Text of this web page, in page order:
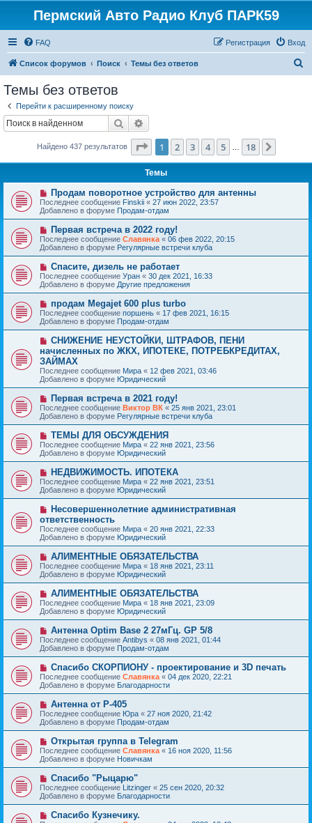
Пермский Авто Радио Клуб ПАРК59
FAQ Вход
Регистрация
Список форумов Поиск Темы без ответов
Темы без ответов
Перейти к расширенному поиску
Поиск
Найдено 437 результатов Страница из 18
1 2 3 4 5 18
Темы
Н
о
в
о
е
с
о
о
б
щ
е
н
и
Продам поворотное устройство для антенны
Последнее сообщение Finskii « 27 июн 2022, 23:57
Добавлено в форуме Продам-отдам
Н
о
в
о
с
о
о
б
щ
е
н
и
е
Первая встреча в 2022 году!
Последнее сообщение Славянка « 06 фев 2022, 20:15
Добавлено в форуме Регулярные встречи клуба
Н
о
в
о
с
о
о
б
щ
е
н
и
е
Спасите, дизель не работает
Последнее сообщение Уран « 30 дек 2021, 16:33
Добавлено в форуме Другие предложения
Н
о
в
о
с
о
о
б
щ
н
и
е
продам Megajet 600 plus turbo
Последнее сообщение поршень « 17 фев 2021, 16:15
Добавлено в форуме Продам-отдам
Н
в
о
е
с
о
о
б
щ
н
е
СНИЖЕНИЕ НЕУСТОЙКИ, ШТРАФОВ, ПЕНИ
начисленных по ЖКХ, ИПОТЕКЕ, ПОТРЕБКРЕДИТАХ,
ЗАЙМАХ
Последнее сообщение Мира « 12 фев 2021, 03:46
Добавлено в форуме Юридический
Н
о
в
о
е
о
о
б
щ
е
н
и
е
Первая встреча в 2021 году!
Последнее сообщение Виктор ВК « 25 янв 2021, 23:01
Добавлено в форуме Регулярные встречи клуба
Н
о
в
о
е
с
о
о
б
щ
е
н
и
е
ТЕМЫ ДЛЯ ОБСУЖДЕНИЯ
Последнее сообщение Мира « 22 янв 2021, 23:56
Добавлено в форуме Юридический
Н
о
в
о
е
с
о
о
б
щ
н
и
е
НЕДВИЖИМОСТЬ. ИПОТЕКА
Последнее сообщение Мира « 22 янв 2021, 23:51
Добавлено в форуме Юридический
Н
в
о
е
с
о
о
б
щ
н
и
е
Несовершеннолетние административная
ответственность
Последнее сообщение Мира « 20 янв 2021, 22:33
Добавлено в форуме Юридический
Н
о
в
о
с
о
о
б
щ
е
н
и
е
АЛИМЕНТНЫЕ ОБЯЗАТЕЛЬСТВА
Последнее сообщение Мира « 18 янв 2021, 23:11
Добавлено в форуме Юридический
Н
о
в
о
с
о
о
б
щ
е
н
и
АЛИМЕНТНЫЕ ОБЯЗАТЕЛЬСТВА
Последнее сообщение Мира « 18 янв 2021, 23:09
Добавлено в форуме Юридический
Н
о
в
о
с
о
о
б
щ
е
н
и
е
Антенна Optim Base 2 27мГц. GP 5/8
Последнее сообщение Antibys « 08 янв 2021, 01:44
Добавлено в форуме Продам-отдам
Н
о
в
о
с
о
о
б
щ
е
н
и
е
Спасибо СКОРПИОНУ - проектирование и 3D печать
Последнее сообщение Славянка « 04 дек 2020, 22:21
Добавлено в форуме Благодарности
Н
о
в
о
с
о
о
б
щ
е
н
и
е
Антенна от Р-405
Последнее сообщение Юра « 27 ноя 2020, 21:42
Добавлено в форуме Продам-отдам
Н
о
в
о
с
о
о
б
щ
Открытая группа в Telegram
Последнее сообщение Славянка « 16 ноя 2020, 11:56
Добавлено в форуме Новичкам
Н
о
в
о
с
Спасибо "Рыцарю"
Последнее сообщение Litzinger « 25 сен 2020, 20:32
Добавлено в форуме Благодарности
Н
о
Спасибо Кузнечику.